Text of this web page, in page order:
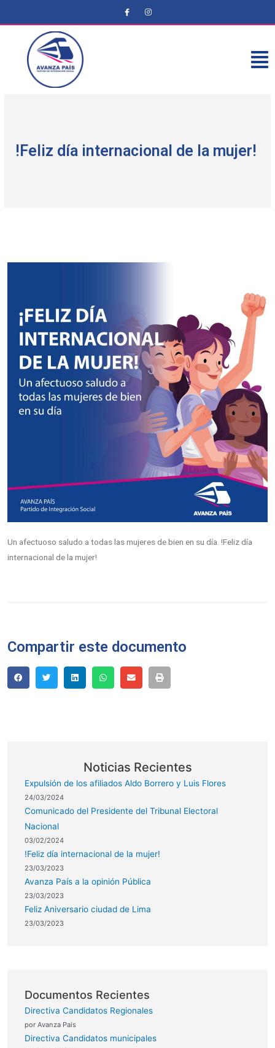
!Feliz día internacional de la mujer!
Un afectuoso saludo a todas las mujeres de bien en su día. !Feliz día
internacional de la mujer!
Compartir este documento
Noticias Recientes
Expulsión de los afiliados Aldo Borrero y Luis Flores
24/03/2024
Comunicado del Presidente del Tribunal Electoral
Nacional
03/02/2024
!Feliz día internacional de la mujer!
23/03/2023
Avanza País a la opinión Pública
23/03/2023
Feliz Aniversario ciudad de Lima
23/03/2023
Documentos Recientes
Directiva Candidatos Regionales
por Avanza Pais
Directiva Candidatos municipales